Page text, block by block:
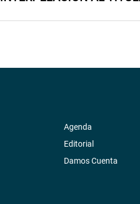
Agenda
Editorial
Damos Cuenta